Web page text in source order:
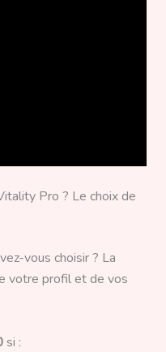
Pro ? Le choix de
vous choisir ? La
votre profil et de vos
si :